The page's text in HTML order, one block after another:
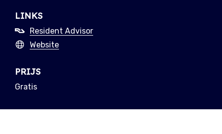
LINKS
Resident Advisor
Website
PRIJS
Gratis